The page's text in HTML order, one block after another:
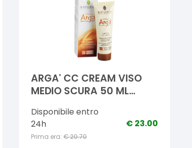
ARGA' CC CREAM VISO
MEDIO SCURA 50 ML
Disponibile entro
24h
Prima era: €20.70
€ 23.00